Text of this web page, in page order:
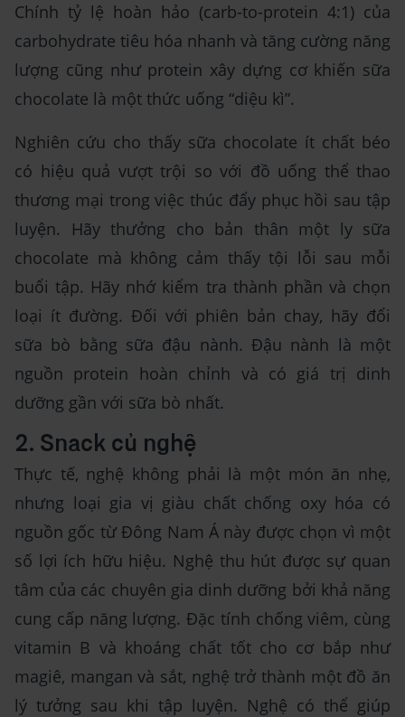
Chính tỷ lệ hoàn hảo (carb-to-protein 4:1) của
carbohydrate tiêu hóa nhanh và tăng cường năng
lượng cũng như protein xây dựng cơ khiến sữa
chocolate là một thức uống “diệu kì”.
Nghiên cứu cho thấy sữa chocolate ít chất béo
có hiệu quả vượt trội so với đồ uống thể thao
thương mại trong việc thúc đẩy phục hồi sau tập
luyện. Hãy thưởng cho bản thân một ly sữa
chocolate mà không cảm thấy tội lỗi sau mỗi
buổi tập. Hãy nhớ kiểm tra thành phần và chọn
loại ít đường. Đối với phiên bản chay, hãy đổi
sữa bò bằng sữa đậu nành. Đậu nành là một
nguồn protein hoàn chỉnh và có giá trị dinh
dưỡng gần với sữa bò nhất.
2. Snack củ nghệ
Thực tế, nghệ không phải là một món ăn nhẹ,
nhưng loại gia vị giàu chất chống oxy hóa có
nguồn gốc từ Đông Nam Á này được chọn vì một
số lợi ích hữu hiệu. Nghệ thu hút được sự quan
tâm của các chuyên gia dinh dưỡng bởi khả năng
cung cấp năng lượng. Đặc tính chống viêm, cùng
vitamin B và khoáng chất tốt cho cơ bắp như
magiê, mangan và sắt, nghệ trở thành một đồ ăn
lý tưởng sau khi tập luyện. Nghệ có thể giúp